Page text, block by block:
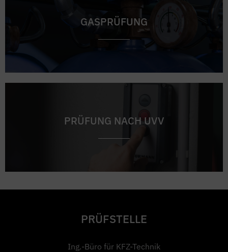
GASPRÜFUNG
PRÜFUNG NACH UVV
PRÜFSTELLE
Ing.-Büro für KFZ-Technik